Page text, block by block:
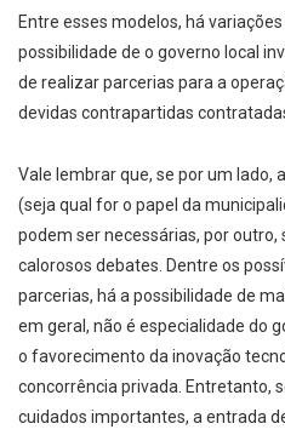
Entre esses modelos, há
possibilidade de o governo local
de realizar parcerias para a
devidas contrapartidas
Vale lembrar que, se por um lado,
(seja qual for o papel da
podem ser necessárias, por
calorosos debates. Dentre os
parcerias, há a possibilidade de
em geral, não é especialidade do
o favorecimento da inovação
concorrência privada. Entretanto,
cuidados importantes, a entrada